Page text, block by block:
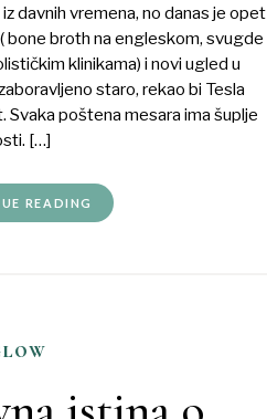
davnih vremena, no danas je opet
bone broth na engleskom, svugde
klinikama) i novi ugled u
staro, rekao bi Tesla
Svaka poštena mesara ima šuplje
[…]
READING